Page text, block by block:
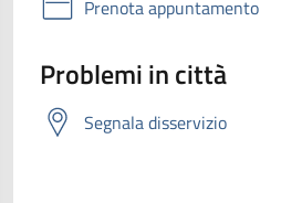
Prenota appuntamento
Problemi in città
Segnala disservizio